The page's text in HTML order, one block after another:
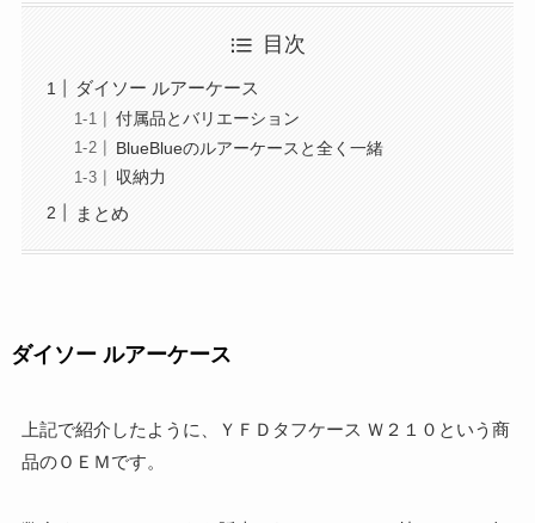
目次
ダイソー ルアーケース
付属品とバリエーション
BlueBlueのルアーケースと全く一緒
収納力
まとめ
ダイソー ルアーケース
上記で紹介したように、ＹＦＤタフケース Ｗ２１０という商
品のＯＥＭです。